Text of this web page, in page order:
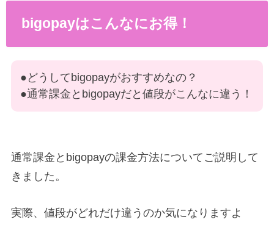
bigopayはこんなにお得！
●どうしてbigopayがおすすめなの？
●通常課金とbigopayだと値段がこんなに違う！
通常課金とbigopayの課金方法についてご説明して
きました。
実際、値段がどれだけ違うのか気になりますよ